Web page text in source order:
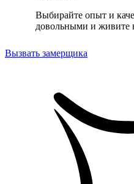
Выбирайте опыт и
довольными и живите
Вызвать замерщика